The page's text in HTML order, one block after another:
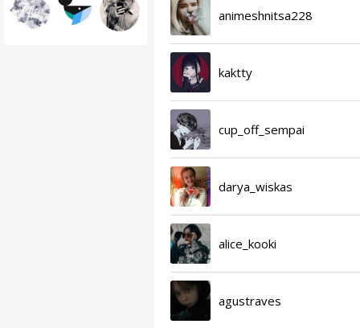
animeshnitsa228
kaktty
cup_off_sempai
darya_wiskas
alice_kooki
agustraves